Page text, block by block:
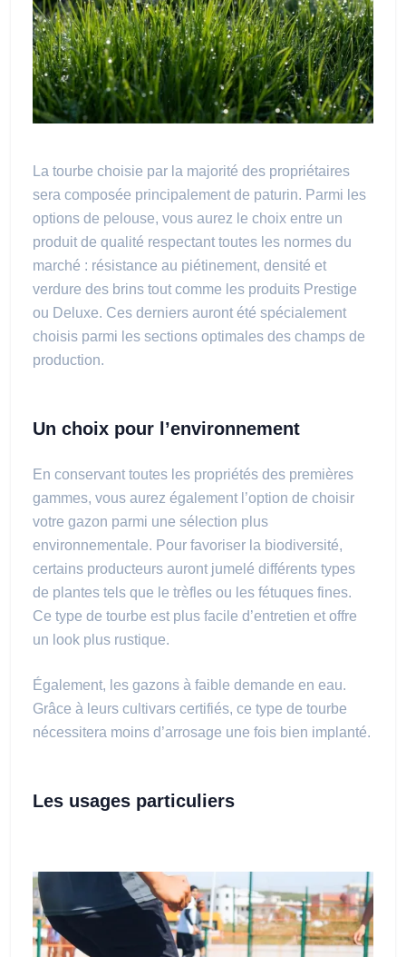
La tourbe choisie par la majorité des propriétaires
sera composée principalement de paturin. Parmi les
options de pelouse, vous aurez le choix entre un
produit de qualité respectant toutes les normes du
marché : résistance au piétinement, densité et
verdure des brins tout comme les produits Prestige
ou Deluxe. Ces derniers auront été spécialement
choisis parmi les sections optimales des champs de
production.
Un choix pour l’environnement
En conservant toutes les propriétés des premières
gammes, vous aurez également l’option de choisir
votre gazon parmi une sélection plus
environnementale. Pour favoriser la biodiversité,
certains producteurs auront jumelé différents types
de plantes tels que le trèfles ou les fétuques fines.
Ce type de tourbe est plus facile d’entretien et offre
un look plus rustique.
Également, les gazons à faible demande en eau.
Grâce à leurs cultivars certifiés, ce type de tourbe
nécessitera moins d’arrosage une fois bien implanté.
Les usages particuliers